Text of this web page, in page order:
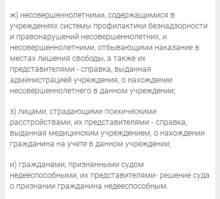
ж) несовершеннолетними, содержащимися в
учреждениях системы профилактики безнадзорности
и правонарушений несовершеннолетних, и
несовершеннолетними, отбывающими наказание в
местах лишения свободы, а также их
представителями - справка, выданная
администрацией учреждения, о нахождении
несовершеннолетнего в данном учреждении;
з) лицами, страдающими психическими
расстройствами, их представителями - справка,
выданная медицинским учреждением, о нахождении
гражданина на учете в данном учреждении;
и) гражданами, признанными судом
недееспособными, их представителями- решение суда
о признании гражданина недееспособным.